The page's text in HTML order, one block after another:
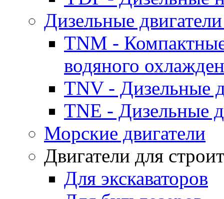
Дизельные
TNM -
водяного
TNV - Дизельные
TNE - Дизельные
Морские двигатели
Двигатели для
Для экскаваторов